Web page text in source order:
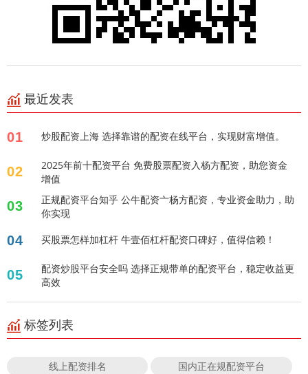
最近发表
01 炒股配资上海 选择靠谱的配资在线平台，实现财富增值。
02
2025年前十配资平台 免费股票配资入杨方配资，助您资金
增值
03
正规配资平台知乎 公牛配资亠杨方配资，专业资金助力，助
你实现
04 买股票怎样加杠杆 牛壹佰杠杆配资口碑好，值得信赖！
05
配资炒股平台安全吗 选择正规带单的配资平台，稳定收益更
高效
标签列表
线上配资排名 国内正在规配资平台